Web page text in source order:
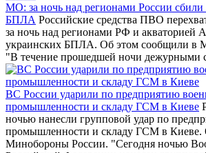
МО: за ночь над регионами России сбили
БПЛА Российские средства ПВО
за ночь над регионами РФ и акваторией
украинских БПЛА. Об этом сообщили в
"В течение прошедшей ночи дежурными
ВС России ударили по предприятию
промышленности и складу ГСМ в Киеве
ночью нанесли групповой удар по
промышленности и складу ГСМ в Киеве.
Минобороны России. "Сегодня ночью